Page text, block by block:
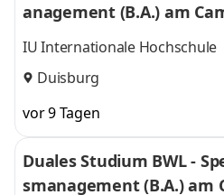
anagement (B.A.) am
IU Internationale Hochschule
Duisburg
vor 9 Tagen
Duales Studium BWL -
smanagement (B.A.) am